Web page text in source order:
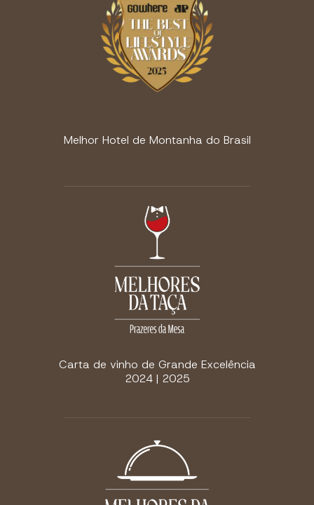
Melhor Hotel de Montanha do Brasil
Carta de vinho de Grande Excelência
2024 | 2025